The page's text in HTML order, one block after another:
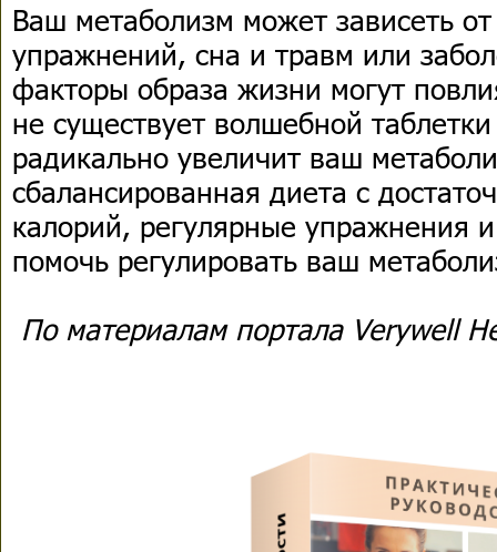
Ваш метаболизм может зависеть
упражнений, сна и травм или
факторы образа жизни могут
не существует волшебной
радикально увеличит ваш
сбалансированная диета с
калорий, регулярные упражнения
помочь регулировать ваш
По материалам портала Verywell